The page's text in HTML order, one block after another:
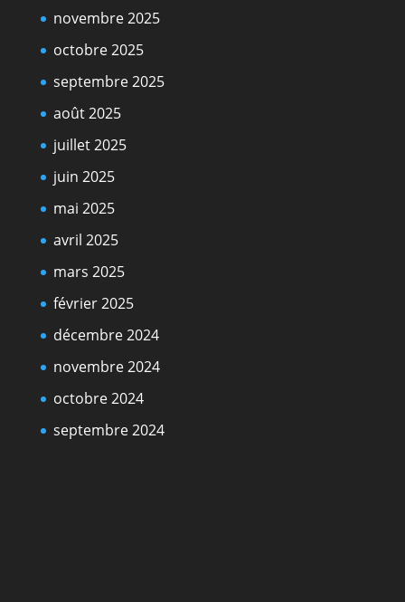
novembre 2025
octobre 2025
septembre 2025
août 2025
juillet 2025
juin 2025
mai 2025
avril 2025
mars 2025
février 2025
décembre 2024
novembre 2024
octobre 2024
septembre 2024